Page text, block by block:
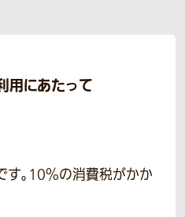
用にあたって
。10％の消費税がかか